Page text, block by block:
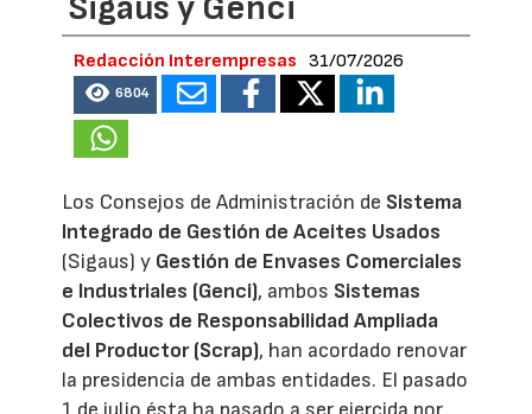
Redacción Interempresas 31/07/2026
6804
Los Consejos de Administración de Sistema
Integrado de Gestión de Aceites Usados
(Sigaus) y Gestión de Envases Comerciales
e Industriales (Genci), ambos Sistemas
Colectivos de Responsabilidad Ampliada
del Productor (Scrap), han acordado renovar
la presidencia de ambas entidades. El pasado